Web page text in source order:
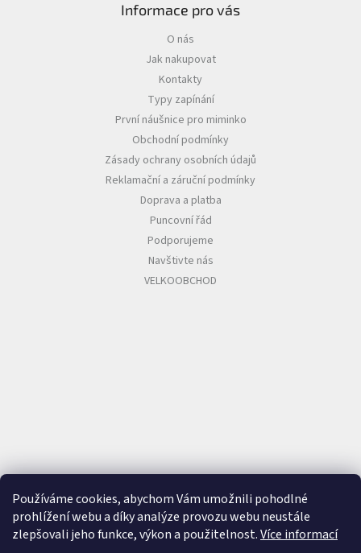
Používáme cookies, abychom Vám umožnili pohodlné
prohlížení webu a díky analýze provozu webu neustále
zlepšovali jeho funkce, výkon a použitelnost.Více informací
Informace pro vás
O nás
Jak nakupovat
Kontakty
Typy zapínání
První náušnice pro miminko
Obchodní podmínky
Zásady ochrany osobních údajů
Reklamační a záruční podmínky
Doprava a platba
Puncovní řád
Podporujeme
Navštivte nás
VELKOOBCHOD